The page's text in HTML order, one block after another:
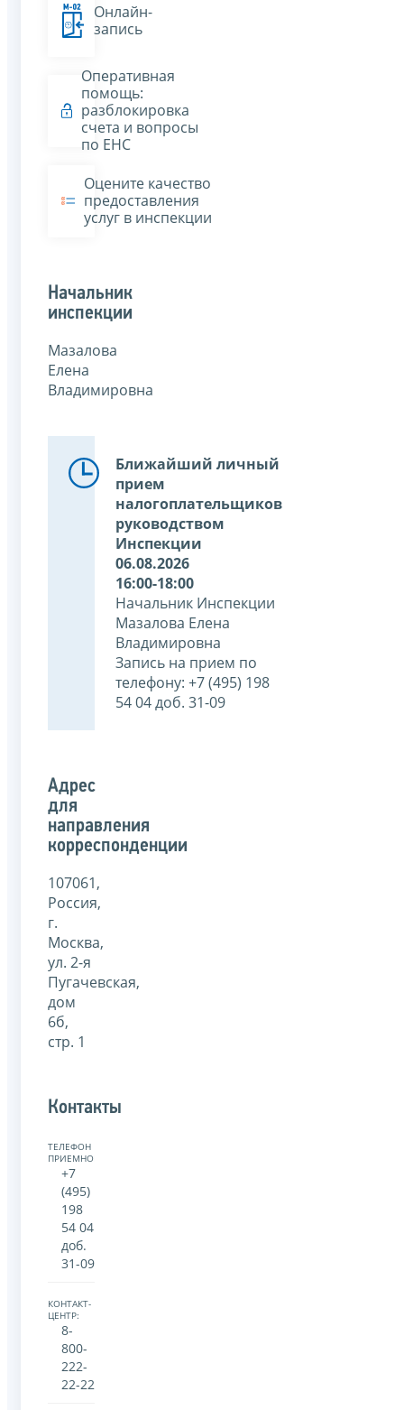
Онлайн-
запись
Оперативная
помощь:
разблокировка
счета и вопросы
по ЕНС
Оцените качество
предоставления
услуг в инспекции
Начальник
инспекции
Мазалова
Елена
Владимировна
Ближайший личный
прием
налогоплательщиков
руководством
Инспекции
06.08.2026
16:00-18:00
Начальник Инспекции
Мазалова Елена
Владимировна
Запись на прием по
телефону: +7 (495) 198
54 04 доб. 31-09
Адрес
для
направления
корреспонденции
107061,
Россия,
г.
Москва,
ул. 2-я
Пугачевская,
дом
6б,
стр. 1
Контакты
ТЕЛЕФОН
ПРИЕМНОЙ:
+7
(495)
198
54 04
доб.
31-09
КОНТАКТ-
ЦЕНТР:
8-
800-
222-
22-22